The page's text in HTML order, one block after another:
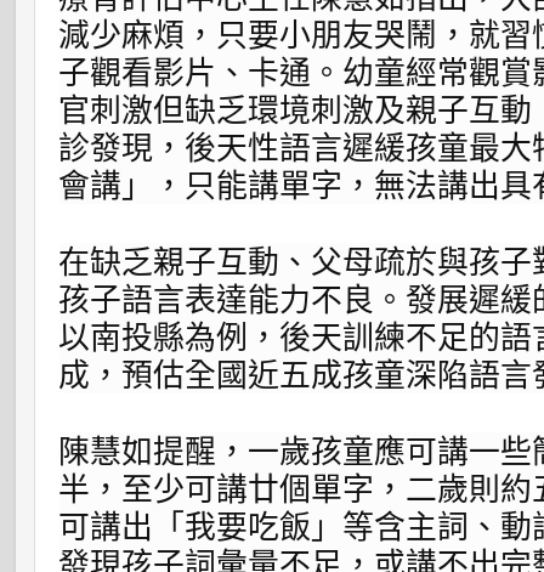
減少麻煩，只要小朋友哭鬧，就
子觀看影片、卡通。幼童經常觀
官刺激但缺乏環境刺激及親子互
診發現，後天性語言遲緩孩童最
會講」，只能講單字，無法講出
在缺乏親子互動、父母疏於與孩
孩子語言表達能力不良。發展遲
以南投縣為例，後天訓練不足的
成，預估全國近五成孩童深陷語
陳慧如提醒，一歲孩童應可講一
半，至少可講廿個單字，二歲則
可講出「我要吃飯」等含主詞、
發現孩子詞彙量不足，或講不出